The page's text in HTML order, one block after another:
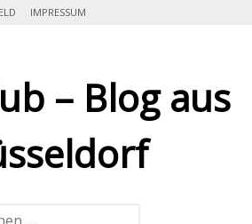
IMPRESSUM
– Blog aus